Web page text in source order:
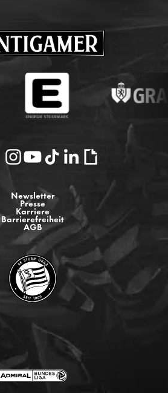
Newsletter
Presse
Karriere
Barrierefreiheit
AGB